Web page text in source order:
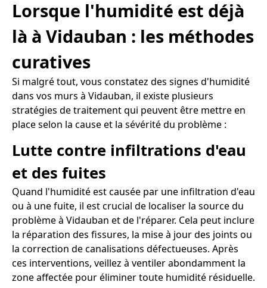
Lorsque l'humidité est déjà
là à Vidauban : les méthodes
curatives
Si malgré tout, vous constatez des signes d'humidité
dans vos murs à Vidauban, il existe plusieurs
stratégies de traitement qui peuvent être mettre en
place selon la cause et la sévérité du problème :
Lutte contre infiltrations d'eau
et des fuites
Quand l'humidité est causée par une infiltration d'eau
ou à une fuite, il est crucial de localiser la source du
problème à Vidauban et de l'réparer. Cela peut inclure
la réparation des fissures, la mise à jour des joints ou
la correction de canalisations défectueuses. Après
ces interventions, veillez à ventiler abondamment la
zone affectée pour éliminer toute humidité résiduelle.